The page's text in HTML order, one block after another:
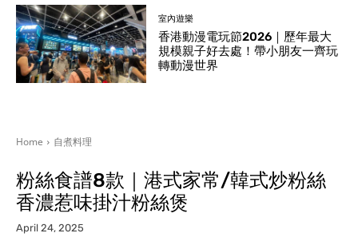
室內遊樂
香港動漫電玩節2026｜歷年最大
規模親子好去處！帶小朋友一齊玩
轉動漫世界